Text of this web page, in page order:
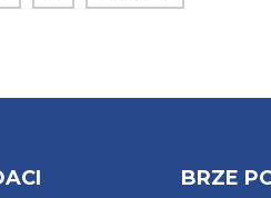
BRZE